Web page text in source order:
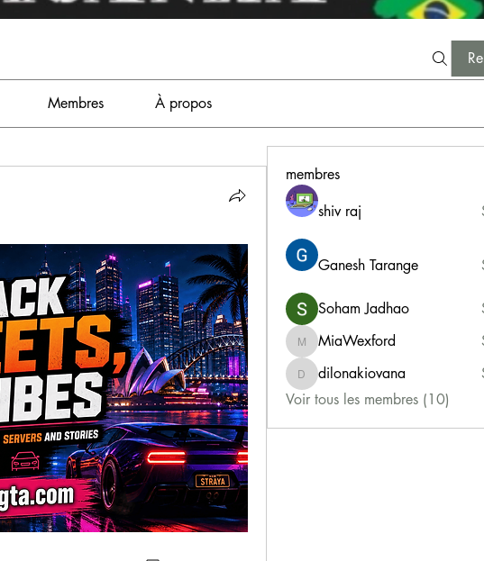
Membres À propos
membres
shiv raj
Ganesh Tarange
Soham Jadhao
MiaWexford
MiaWexford
dilonakiovana
dilonakiovana
Voir tous les membres (10)